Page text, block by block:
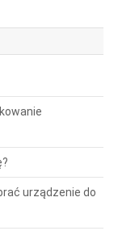
urządzenie do